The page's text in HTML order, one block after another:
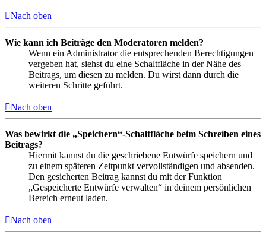
Nach oben
Wie kann ich Beiträge den Moderatoren melden?
Wenn ein Administrator die entsprechenden Berechtigungen
vergeben hat, siehst du eine Schaltfläche in der Nähe des
Beitrags, um diesen zu melden. Du wirst dann durch die
weiteren Schritte geführt.
Nach oben
Was bewirkt die „Speichern“-Schaltfläche beim Schreiben eines
Beitrags?
Hiermit kannst du die geschriebene Entwürfe speichern und
zu einem späteren Zeitpunkt vervollständigen und absenden.
Den gesicherten Beitrag kannst du mit der Funktion
„Gespeicherte Entwürfe verwalten“ in deinem persönlichen
Bereich erneut laden.
Nach oben